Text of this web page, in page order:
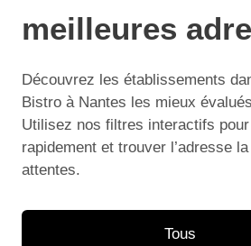
meilleures
Découvrez les établissements
Bistro à Nantes les mieux
Utilisez nos filtres interactifs
rapidement et trouver l’adresse
attentes.
Tous